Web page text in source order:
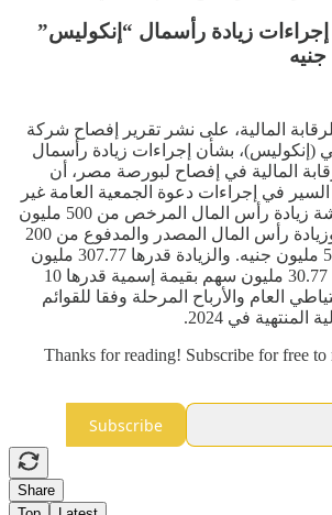
إجراءات زيادة رأسمال “إنكوليس”
المالية، على نشر تقرير إفصاح شركة
(إنكوليس)، بشأن إجراءات زيادة رأسمال
المالية في إفصاح لبورصة مصر، أن
في إجراءات دعوة الجمعية العامة غير
العادية للشركة لمناقشة زيادة رأس المال المرخص من 500 مليون
جنيه إلى مليار جنيه، وزيادة رأس المال المصدر والمدفوع من 200
مليون جنيه إلى 507.77 مليون جنيه. والزيادة قدرها 307.77 مليون
جنيه موزعة على عدد 30.77 مليون سهم بقيمة إسمية قدرها 10
العام والأرباح المرحلة وفقا للقوائم
في 2024.
Thanks for reading! Subscribe for free to
Subscribe
Share